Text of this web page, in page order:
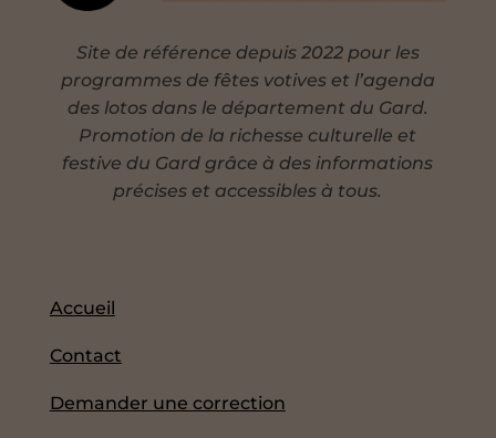
Site de référence depuis 2022 pour les
programmes de fêtes votives et l’agenda
des lotos dans le département du Gard.
Promotion de la richesse culturelle et
festive du Gard grâce à des informations
précises et accessibles à tous.
Accueil
Contact
Demander une correction